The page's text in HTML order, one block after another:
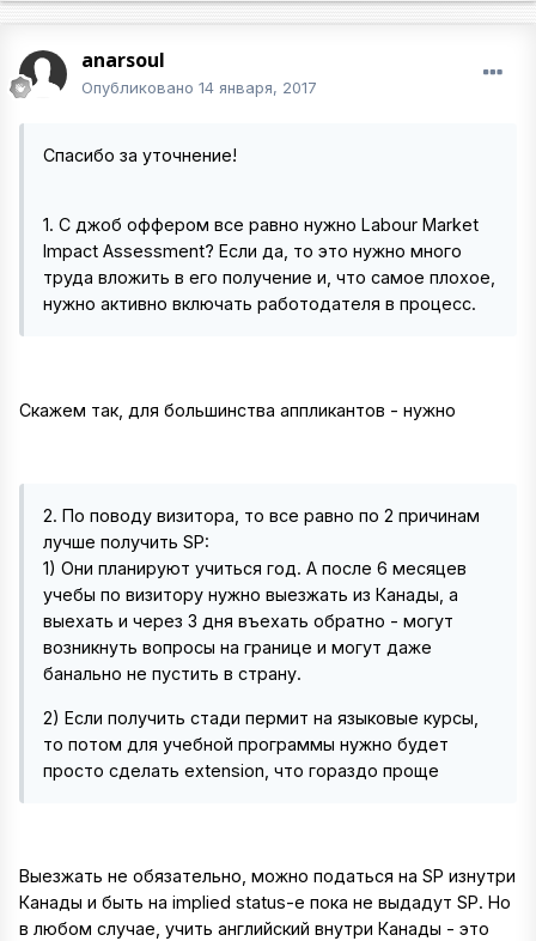
anarsoul
Опубликовано 14 января, 2017
Спасибо за уточнение!
1. С джоб оффером все равно нужно Labour Market
Impact Assessment? Если да, то это нужно много
труда вложить в его получение и, что самое плохое,
нужно активно включать работодателя в процесс.
Скажем так, для большинства аппликантов - нужно
2. По поводу визитора, то все равно по 2 причинам
лучше получить SP:
1) Они планируют учиться год. А после 6 месяцев
учебы по визитору нужно выезжать из Канады, а
выехать и через 3 дня въехать обратно - могут
возникнуть вопросы на границе и могут даже
банально не пустить в страну.
2) Если получить стади пермит на языковые курсы,
то потом для учебной программы нужно будет
просто сделать extension, что гораздо проще
Выезжать не обязательно, можно податься на SP изнутри
Канады и быть на implied status-е пока не выдадут SP. Но
в любом случае, учить английский внутри Канады - это